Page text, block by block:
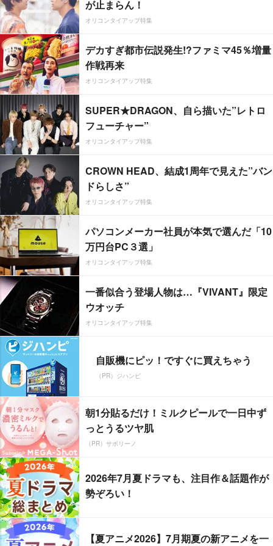
が止まらん！
オリコンタイアップ特集
デカすぎ都市伝説発生!?ファミマ45％増量
作戦再来
オリコンタイアップ特集
SUPER★DRAGON、自ら描いた”レトロ
フューチャー”
オリコンタイアップ特集
CROWN HEAD、結成1周年で見えた”バン
ドらしさ”
オリコンタイアップ特集
パソコンメーカー社員が本気で選んだ「10
万円台PC３選」
オリコンタイアップ特集
一番似合う登場人物は…『VIVANT』限定
ウオッチ
オリコンタイアップ特集
自販機にピッ！ですぐに買えちゃう
（PR）ジハンピ
朝1分貼るだけ！ミルクピールで一日中ず
っとうるツヤ肌
（PR）サボリーノ
2026年7月夏ドラマも、注目作＆話題作が
勢ぞろい！
【夏アニメ2026】7月期夏の新アニメを一